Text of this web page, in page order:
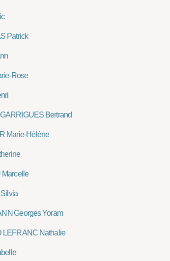
Patrick
Rose
Bertrand
Marie-Hélène
Georges Yoram
LEFRANC Nathalie